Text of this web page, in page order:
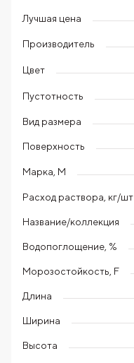
Лучшая цена
Производитель
Цвет
Пустотность
Вид размера
Поверхность
Марка, М
Расход раствора, кг/шт
Название/коллекция
Водопоглощение, %
Морозостойкость, F
Длина
Ширина
Высота